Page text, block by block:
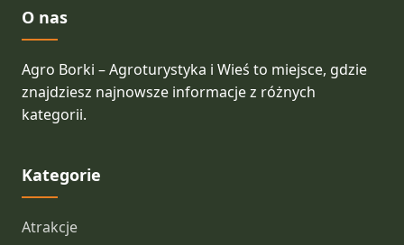
O nas
Agro Borki – Agroturystyka i Wieś to miejsce, gdzie
znajdziesz najnowsze informacje z różnych
kategorii.
Kategorie
Atrakcje